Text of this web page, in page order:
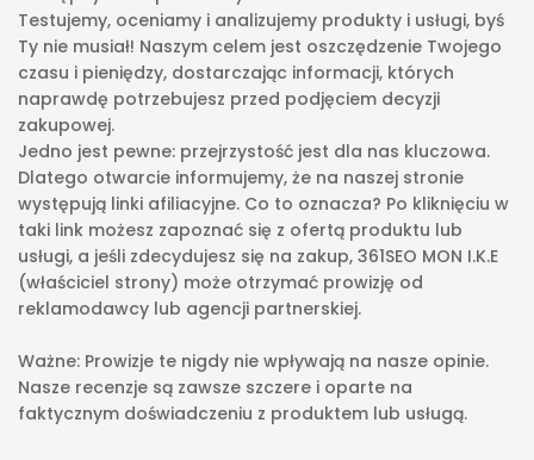
Testujemy, oceniamy i analizujemy produkty i usługi, byś
Ty nie musiał! Naszym celem jest oszczędzenie Twojego
czasu i pieniędzy, dostarczając informacji, których
naprawdę potrzebujesz przed podjęciem decyzji
zakupowej.
Jedno jest pewne: przejrzystość jest dla nas kluczowa.
Dlatego otwarcie informujemy, że na naszej stronie
występują linki afiliacyjne. Co to oznacza? Po kliknięciu w
taki link możesz zapoznać się z ofertą produktu lub
usługi, a jeśli zdecydujesz się na zakup, 361SEO MON I.K.E
(właściciel strony) może otrzymać prowizję od
reklamodawcy lub agencji partnerskiej.
Ważne: Prowizje te nigdy nie wpływają na nasze opinie.
Nasze recenzje są zawsze szczere i oparte na
faktycznym doświadczeniu z produktem lub usługą.